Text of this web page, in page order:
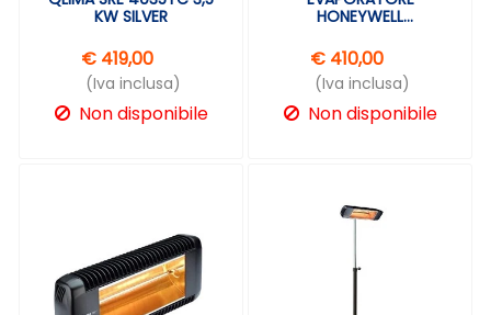
KW SILVER
€ 419,00
(Iva inclusa)
Non disponibile
HONEYWELL
€ 410,00
(Iva inclusa)
Non disponibile